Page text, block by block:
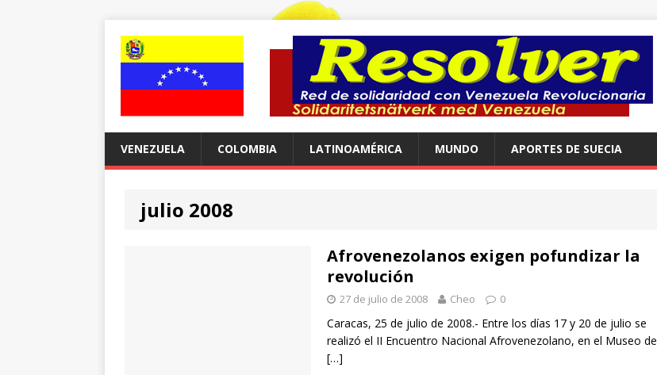
VENEZUELA COLOMBIA LATINOAMÉRICA MUNDO APORTES DE SUECIA
julio 2008
Afrovenezolanos exigen pofundizar la
revolución
27 de julio de 2008 Cheo 0
Caracas, 25 de julio de 2008.- Entre los días 17 y 20 de julio se
realizó el II Encuentro Nacional Afrovenezolano, en el Museo de
[…]